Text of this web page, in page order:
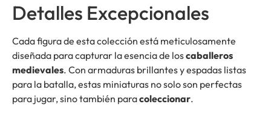
Detalles Excepcionales
Cada figura de esta colección está meticulosamente
diseñada para capturar la esencia de loscaballeros
medievales. Con armaduras brillantes y espadas listas
para la batalla, estas miniaturas no solo son perfectas
para jugar, sino también paracoleccionar.